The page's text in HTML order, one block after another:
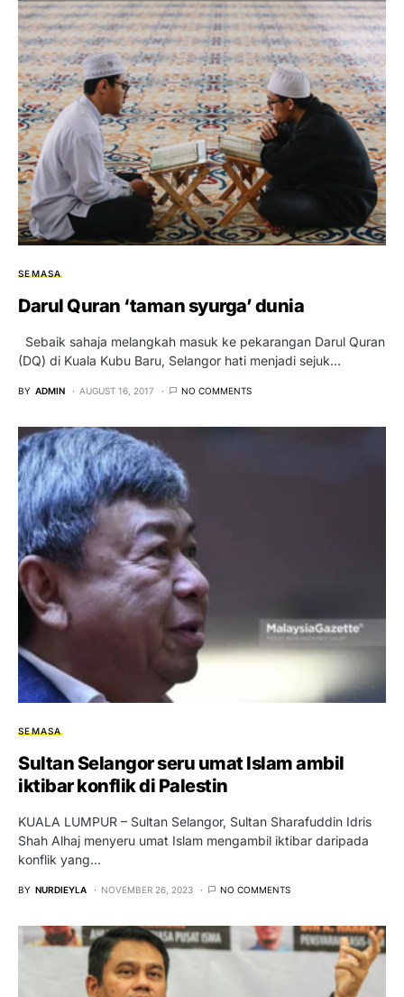
SEMASA
Darul Quran ‘taman syurga’ dunia
Sebaik sahaja melangkah masuk ke pekarangan Darul Quran
(DQ) di Kuala Kubu Baru, Selangor hati menjadi sejuk…
BY ADMIN AUGUST 16, 2017 NO COMMENTS
SEMASA
Sultan Selangor seru umat Islam ambil
iktibar konflik di Palestin
KUALA LUMPUR – Sultan Selangor, Sultan Sharafuddin Idris
Shah Alhaj menyeru umat Islam mengambil iktibar daripada
konflik yang…
BY NURDIEYLA NOVEMBER 26, 2023 NO COMMENTS